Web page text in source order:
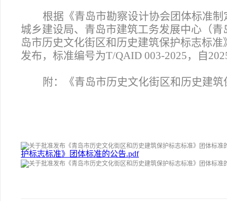
根据《青岛市勘察设计协会团体标准
城乡建设局、青岛市建筑工务发展中心（
岛市历史文化街区和历史建筑保护标志标
发布，标准编号为T/QAID 003-2025，自
附：《青岛市历史文化街区和历史建
护标志标准》团体标准的公告.pdf